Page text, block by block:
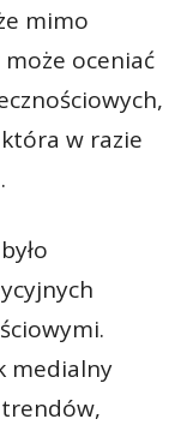
mimo
oceniać
w razie
medialny